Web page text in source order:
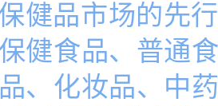
健品市场的先
健食品、普通
、化妆品、中